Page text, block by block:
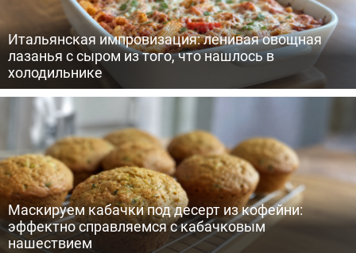
Итальянская импровизация: ленивая овощная
лазанья с сыром из того, что нашлось в
холодильнике
Маскируем кабачки под десерт из кофейни:
эффектно справляемся с кабачковым
нашествием